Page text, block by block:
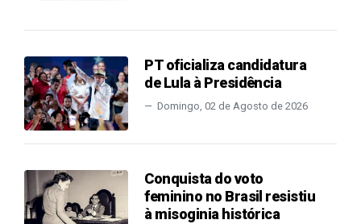
PT oficializa candidatura
de Lula à Presidência
Domingo, 02 de Agosto de 2026
Conquista do voto
feminino no Brasil resistiu
à misoginia histórica